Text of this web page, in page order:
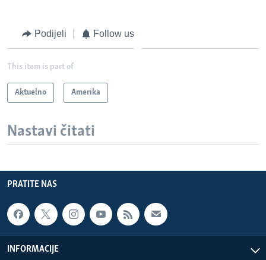
Podijeli Follow us
This item is part of
Aktuelno Amerika
Nastavi čitati
PRATITE NAS
INFORMACIJE